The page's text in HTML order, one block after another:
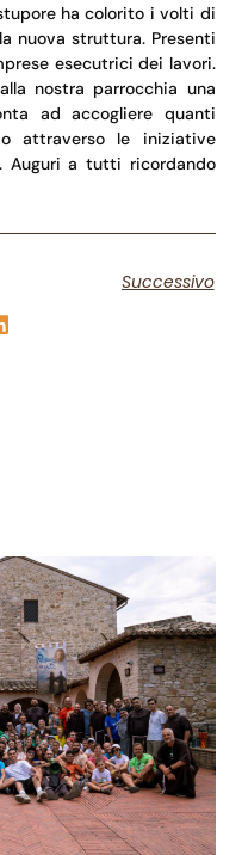
ha colorito i volti di
nuova struttura. Presenti
esecutrici dei lavori.
nostra parrocchia una
ad accogliere quanti
attraverso le iniziative
Auguri a tutti ricordando
Successivo